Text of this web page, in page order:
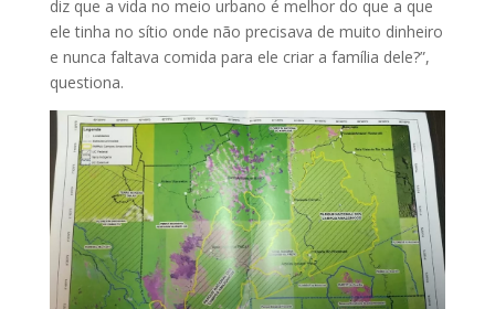
diz que a vida no meio urbano é melhor do que a que
ele tinha no sítio onde não precisava de muito dinheiro
e nunca faltava comida para ele criar a família dele?”,
questiona.